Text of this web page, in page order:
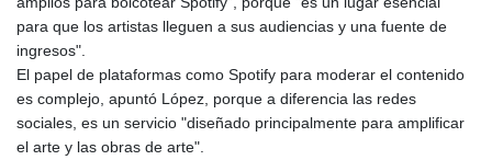
NOK 10.981266
NPR 176.003933
OMR 0.444533
PAB 1.155994
PEN 3.915024
para que los artistas lleguen a sus audiencias y una fuente de
ingresos".
El papel de plataformas como Spotify para moderar el contenido
es complejo, apuntó López, porque a diferencia las redes
sociales, es un servicio "diseñado principalmente para amplificar
el arte y las obras de arte".